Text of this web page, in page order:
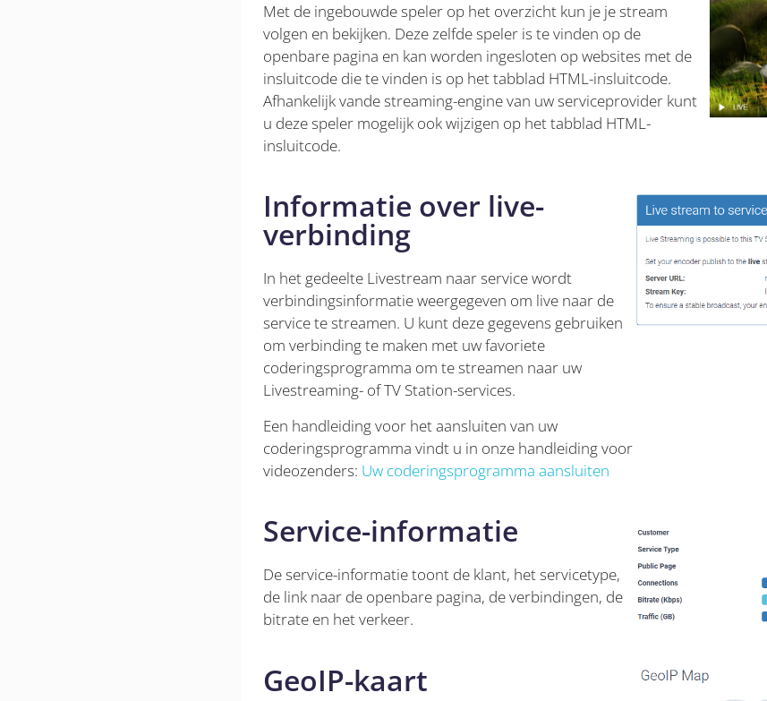
Met de ingebouwde speler op het overzicht kun je je stream
volgen en bekijken. Deze zelfde speler is te vinden op de
openbare pagina en kan worden ingesloten op websites met de
insluitcode die te vinden is op het tabblad HTML-insluitcode.
Afhankelijk vande streaming-engine van uw serviceprovider kunt
u deze speler mogelijk ook wijzigen op het tabblad HTML-
insluitcode.
Informatie over live-
verbinding
In het gedeelte Livestream naar service wordt
verbindingsinformatie weergegeven om live naar de
service te streamen. U kunt deze gegevens gebruiken
om verbinding te maken met uw favoriete
coderingsprogramma om te streamen naar uw
Livestreaming- of TV Station-services.
Een handleiding voor het aansluiten van uw
coderingsprogramma vindt u in onze handleiding voor
videozenders: Uw coderingsprogramma aansluiten
Service-informatie
De service-informatie toont de klant, het servicetype,
de link naar de openbare pagina, de verbindingen, de
bitrate en het verkeer.
GeoIP-kaart